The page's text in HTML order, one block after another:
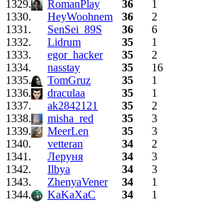
1329.
RomanPlay 36
1
1330.
HeyWoohnem 36
2
1331.
SenSei_89S 36
6
1332.
Lidrum 35
1
1333.
egor_hacker 35
2
1334.
nasstay 35
16
1335.
TomGruz 35
1
1336.
draculaa 35
1
1337.
ak2842121 35
2
1338.
misha_red 35
3
1339.
MeerLen 35
3
1340.
vetteran 34
2
1341.
Леруня 34
3
1342.
Ilbya 34
3
1343.
ZhenyaVener 34
1
1344.
KaKaXaC 34
1